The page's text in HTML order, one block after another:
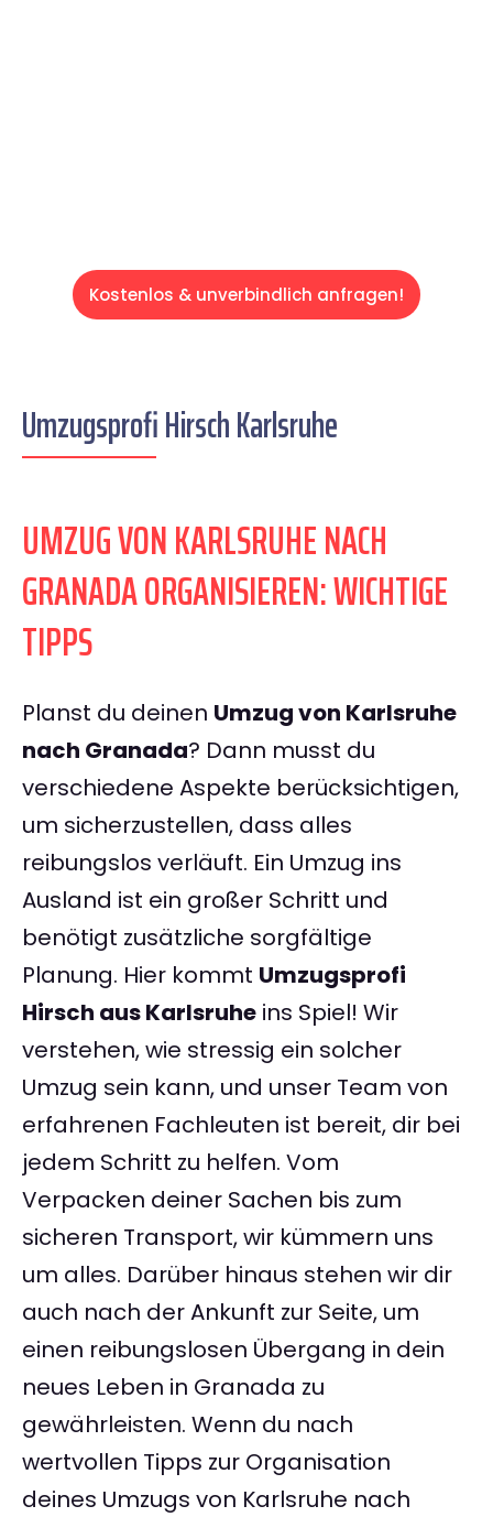
Kostenlos & unverbindlich anfragen!
Umzugsprofi Hirsch Karlsruhe
UMZUG VON KARLSRUHE NACH
GRANADA ORGANISIEREN: WICHTIGE
TIPPS
Planst du deinen Umzug von Karlsruhe
nach Granada? Dann musst du
verschiedene Aspekte berücksichtigen,
um sicherzustellen, dass alles
reibungslos verläuft. Ein Umzug ins
Ausland ist ein großer Schritt und
benötigt zusätzliche sorgfältige
Planung. Hier kommt Umzugsprofi
Hirsch aus Karlsruhe ins Spiel! Wir
verstehen, wie stressig ein solcher
Umzug sein kann, und unser Team von
erfahrenen Fachleuten ist bereit, dir bei
jedem Schritt zu helfen. Vom
Verpacken deiner Sachen bis zum
sicheren Transport, wir kümmern uns
um alles. Darüber hinaus stehen wir dir
auch nach der Ankunft zur Seite, um
einen reibungslosen Übergang in dein
neues Leben in Granada zu
gewährleisten. Wenn du nach
wertvollen Tipps zur Organisation
deines Umzugs von Karlsruhe nach